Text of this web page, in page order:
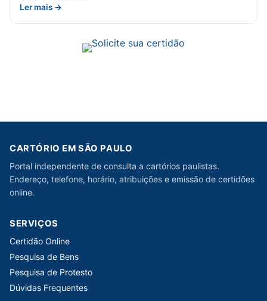
Ler mais →
CARTÓRIO EM SÃO PAULO
Portal independente de consulta a cartórios paulistas.
Endereço, telefone, horário, atribuições e emissão de certidões
online.
SERVIÇOS
Certidão Online
Pesquisa de Bens
Pesquisa de Protesto
Dúvidas Frequentes